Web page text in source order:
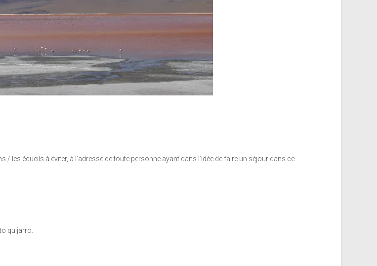
/ les écueils à éviter, à l’adresse de toute personne ayant dans l’idée de faire un séjour dans ce
quijarro.